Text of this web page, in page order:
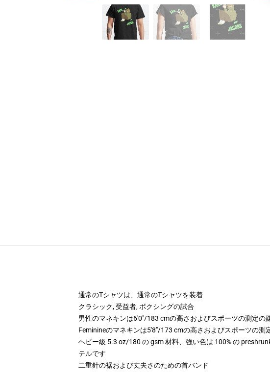
通常のTシャツは、通常のTシャツを装着
クラシック, 受益者, ボクシングの試合
男性のマネキンは6'0"/183 cmの高さおよびスポーツの測定の
Feminineのマネキンは5'8"/173 cmの高さおよびスポーツの測
ヘビー級 5.3 oz/180 の gsm 材料、強い色は 100% の
テルです
二重針の裾および丈夫さのための首バンド